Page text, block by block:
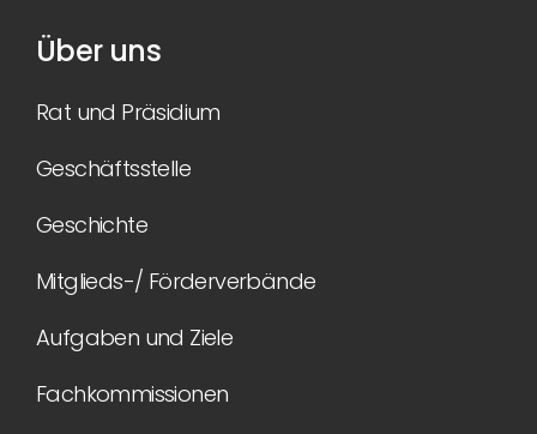
Über uns
Rat und Präsidium
Geschäftsstelle
Geschichte
Mitglieds-/ Förderverbände
Aufgaben und Ziele
Fachkommissionen